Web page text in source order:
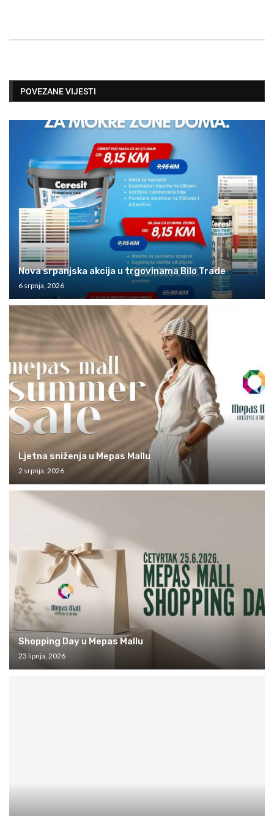
POVEZANE VIJESTI
Nova srpanjska akcija u trgovinama Bilo Trade
6 srpnja, 2026
Ljetna sniženja u Mepas Mallu
2 srpnja, 2026
Shopping Day u Mepas Mallu
23 lipnja, 2026